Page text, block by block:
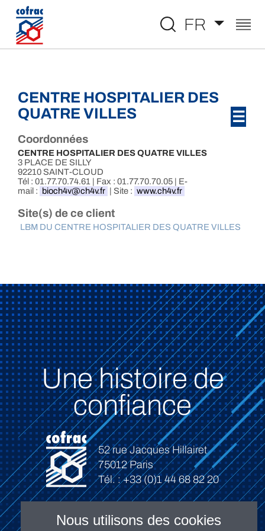
Aller au contenu
FR
CENTRE HOSPITALIER DES
QUATRE VILLES
☰
Coordonnées
CENTRE HOSPITALIER DES QUATRE VILLES
3 PLACE DE SILLY
92210 SAINT-CLOUD
Tél : 01.77.70.74.61 | Fax : 01.77.70.70.05 | E-
mail : bioch4v@ch4v.fr | Site : www.ch4v.fr
Site(s) de ce client
LBM DU CENTRE HOSPITALIER DES QUATRE VILLES
Une histoire de
confiance
52 rue Jacques Hillairet
75012 Paris
Tél. : +33 (0)1 44 68 82 20
Nous utilisons des cookies